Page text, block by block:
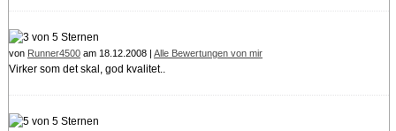
von Runner4500am 18.12.2008 | Alle Bewertungen von mir
Virker som det skal, god kvalitet..